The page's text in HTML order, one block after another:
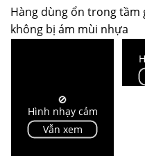
Được xếp
hạng5
sao
Hàng dùng ổn trong tầm
không bị ám mùi nhựa
🚫
Hình nhạy cảm
Vẫn xem